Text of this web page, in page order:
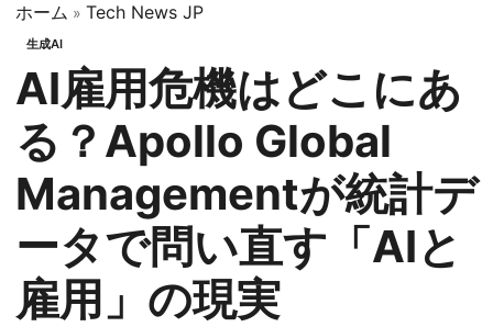
ホーム » Tech News JP
生成AI
AI雇用危機はどこにあ
る？Apollo Global
Managementが統計デ
ータで問い直す「AIと
雇用」の現実